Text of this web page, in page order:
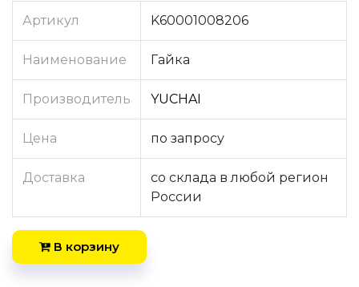
Артикул K60001008206
Наименование Гайка
Производитель YUCHAI
Цена по запросу
Доставка
со склада в любой регион
России
В корзину